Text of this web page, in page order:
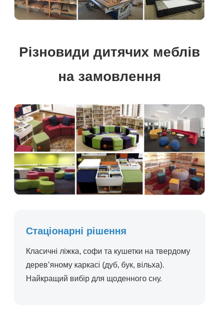
Різновиди дитячих меблів
на замовлення
Стаціонарні рішення
Класичні ліжка, софи та кушетки на твердому
дерев’яному каркасі (дуб, бук, вільха).
Найкращий вибір для щоденного сну.